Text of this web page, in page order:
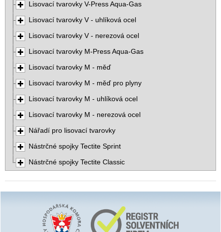
Lisovací tvarovky V-Press Aqua-Gas
Lisovací tvarovky V - uhlíková ocel
Lisovací tvarovky V - nerezová ocel
Lisovací tvarovky M-Press Aqua-Gas
Lisovací tvarovky M - měď
Lisovací tvarovky M - měď pro plyny
Lisovací tvarovky M - uhlíková ocel
Lisovací tvarovky M - nerezová ocel
Nářadí pro lisovací tvarovky
Nástrčné spojky Tectite Sprint
Nástrčné spojky Tectite Classic